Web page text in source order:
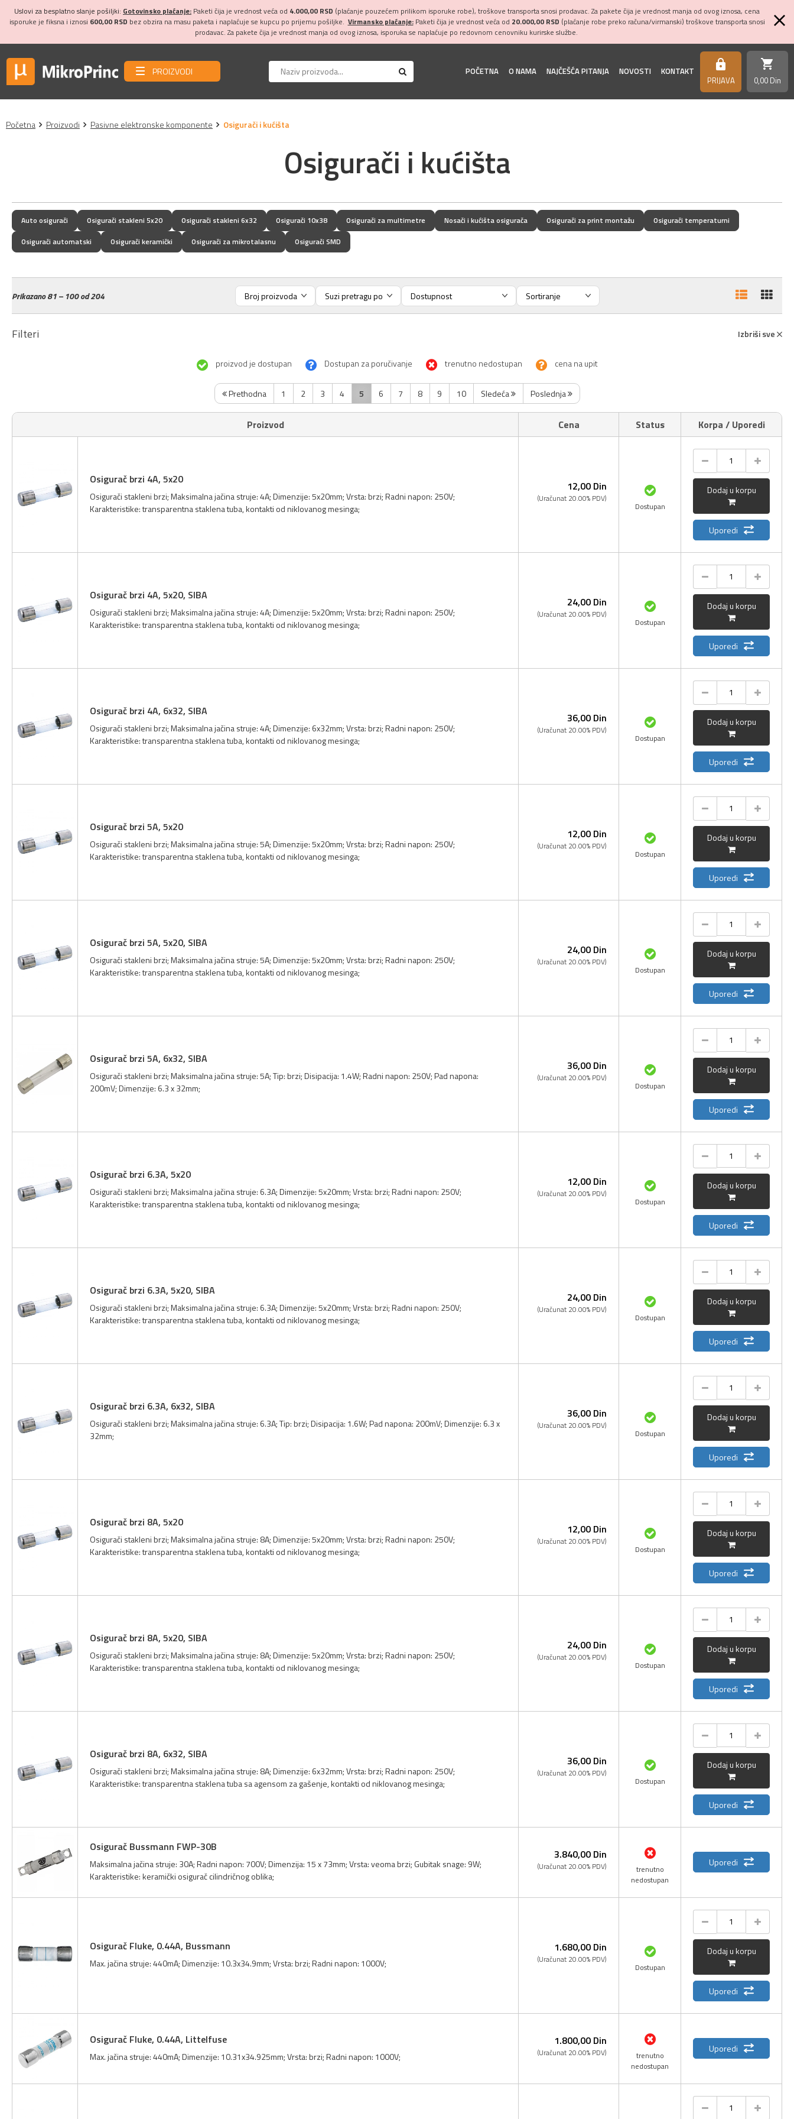
Uslovi za besplatno slanje pošiljki: Gotovinsko plaćanje: Paketi čija je vrednost veća od 4.000,00 RSD (plaćanje pouzećem prilikom isporuke robe), troškove transporta snosi prodavac. Za pakete čija je vrednost manja od ovog iznosa, cena
isporuke je fiksna i iznosi 600,00 RSD bez obzira na masu paketa i naplaćuje se kupcu po prijemu pošiljke. Virmansko plaćanje:Paketi čija je vrednost veća od 20.000,00 RSD (plaćanje robe preko računa/virmanski) troškove transporta snosi
prodavac. Za pakete čija je vrednost manja od ovog iznosa, isporuka se naplaćuje po redovnom cenovniku kurirske službe.
PROIZVODI POČETNA O NAMA NAJČEŠĆA PITANJA NOVOSTI KONTAKT https
PRIJAVA
shopping_cart
0,00 Din
Početna Proizvodi Pasivne elektronske komponente Osigurači i kućišta
Osigurači i kućišta
Auto osigurači Osigurači stakleni 5x20 Osigurači stakleni 6x32 Osigurači 10x38 Osigurači za multimetre Nosači i kućišta osigurača Osigurači za print montažu
Osigurači temperaturni
Osigurači automatski
Osigurači keramički Osigurači za mikrotalasnu Osigurači SMD
Prikazano81 – 100 od 204
Filteri Izbriši sve
proizvod je dostupan Dostupan za poručivanje trenutno nedostupan cena na upit
Prethodna 1 2 3 4 5 6 7 8 9 10 Sledeća Poslednja
Proizvod Cena Status Korpa / Uporedi
Osigurač brzi 4A, 5x20
Osigurači stakleni brzi; Maksimalna jačina struje: 4A; Dimenzije: 5x20mm; Vrsta: brzi; Radni napon: 250V;
Karakteristike: transparentna staklena tuba, kontakti od niklovanog mesinga;
12,00 Din
(Uračunat 20.00% PDV)
Dostupan
Dodaj u korpu
Uporedi
Osigurač brzi 4A, 5x20, SIBA
Osigurači stakleni brzi; Maksimalna jačina struje: 4A; Dimenzije: 5x20mm; Vrsta: brzi; Radni napon: 250V;
Karakteristike: transparentna staklena tuba, kontakti od niklovanog mesinga;
24,00 Din
(Uračunat 20.00% PDV)
Dostupan
Dodaj u korpu
Uporedi
Osigurač brzi 4A, 6x32, SIBA
Osigurači stakleni brzi; Maksimalna jačina struje: 4A; Dimenzije: 6x32mm; Vrsta: brzi; Radni napon: 250V;
Karakteristike: transparentna staklena tuba, kontakti od niklovanog mesinga;
36,00 Din
(Uračunat 20.00% PDV)
Dostupan
Dodaj u korpu
Uporedi
Osigurač brzi 5A, 5x20
Osigurači stakleni brzi; Maksimalna jačina struje: 5A; Dimenzije: 5x20mm; Vrsta: brzi; Radni napon: 250V;
Karakteristike: transparentna staklena tuba, kontakti od niklovanog mesinga;
12,00 Din
(Uračunat 20.00% PDV)
Dostupan
Dodaj u korpu
Uporedi
Osigurač brzi 5A, 5x20, SIBA
Osigurači stakleni brzi; Maksimalna jačina struje: 5A; Dimenzije: 5x20mm; Vrsta: brzi; Radni napon: 250V;
Karakteristike: transparentna staklena tuba, kontakti od niklovanog mesinga;
24,00 Din
(Uračunat 20.00% PDV)
Dostupan
Dodaj u korpu
Uporedi
Osigurač brzi 5A, 6x32, SIBA
Osigurači stakleni brzi; Maksimalna jačina struje: 5A; Tip: brzi; Disipacija: 1.4W; Radni napon: 250V; Pad napona:
200mV; Dimenzije: 6.3 x 32mm;
36,00 Din
(Uračunat 20.00% PDV)
Dostupan
Dodaj u korpu
Uporedi
Osigurač brzi 6.3A, 5x20
Osigurači stakleni brzi; Maksimalna jačina struje: 6.3A; Dimenzije: 5x20mm; Vrsta: brzi; Radni napon: 250V;
Karakteristike: transparentna staklena tuba, kontakti od niklovanog mesinga;
12,00 Din
(Uračunat 20.00% PDV)
Dostupan
Dodaj u korpu
Uporedi
Osigurač brzi 6.3A, 5x20, SIBA
Osigurači stakleni brzi; Maksimalna jačina struje: 6.3A; Dimenzije: 5x20mm; Vrsta: brzi; Radni napon: 250V;
Karakteristike: transparentna staklena tuba, kontakti od niklovanog mesinga;
24,00 Din
(Uračunat 20.00% PDV)
Dostupan
Dodaj u korpu
Uporedi
Osigurač brzi 6.3A, 6x32, SIBA
Osigurači stakleni brzi; Maksimalna jačina struje: 6.3A; Tip: brzi; Disipacija: 1.6W; Pad napona: 200mV; Dimenzije: 6.3 x
32mm;
36,00 Din
(Uračunat 20.00% PDV)
Dostupan
Dodaj u korpu
Uporedi
Osigurač brzi 8A, 5x20
Osigurači stakleni brzi; Maksimalna jačina struje: 8A; Dimenzije: 5x20mm; Vrsta: brzi; Radni napon: 250V;
Karakteristike: transparentna staklena tuba, kontakti od niklovanog mesinga;
12,00 Din
(Uračunat 20.00% PDV)
Dostupan
Dodaj u korpu
Uporedi
Osigurač brzi 8A, 5x20, SIBA
Osigurači stakleni brzi; Maksimalna jačina struje: 8A; Dimenzije: 5x20mm; Vrsta: brzi; Radni napon: 250V;
Karakteristike: transparentna staklena tuba, kontakti od niklovanog mesinga;
24,00 Din
(Uračunat 20.00% PDV)
Dostupan
Dodaj u korpu
Uporedi
Osigurač brzi 8A, 6x32, SIBA
Osigurači stakleni brzi; Maksimalna jačina struje: 8A; Dimenzije: 6x32mm; Vrsta: brzi; Radni napon: 250V;
Karakteristike: transparentna staklena tuba sa agensom za gašenje, kontakti od niklovanog mesinga;
36,00 Din
(Uračunat 20.00% PDV)
Dostupan
Dodaj u korpu
Uporedi
Osigurač Bussmann FWP-30B
Maksimalna jačina struje: 30A; Radni napon: 700V; Dimenzija: 15 x 73mm; Vrsta: veoma brzi; Gubitak snage: 9W;
Karakteristike: keramički osigurač cilindričnog oblika;
3.840,00 Din
(Uračunat 20.00% PDV)
trenutno
nedostupan
Uporedi
Osigurač Fluke, 0.44A, Bussmann
Max. jačina struje: 440mA; Dimenzije: 10.3x34.9mm; Vrsta: brzi; Radni napon: 1000V;
1.680,00 Din
(Uračunat 20.00% PDV)
Dostupan
Dodaj u korpu
Uporedi
Osigurač Fluke, 0.44A, Littelfuse
Max. jačina struje: 440mA; Dimenzije: 10.31x34.925mm; Vrsta: brzi; Radni napon: 1000V;
1.800,00 Din
(Uračunat 20.00% PDV)
trenutno
nedostupan
Uporedi